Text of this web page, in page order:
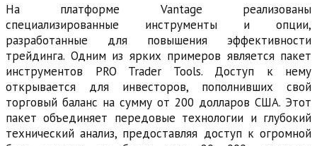
На платформе Vantage реализованы
специализированные инструменты и опции,
разработанные для повышения эффективности
трейдинга. Одним из ярких примеров является пакет
инструментов PRO Trader Tools. Доступ к нему
открывается для инвесторов, пополнивших свой
торговый баланс на сумму от 200 долларов США. Этот
пакет объединяет передовые технологии и глубокий
технический анализ, предоставляя доступ к огромной